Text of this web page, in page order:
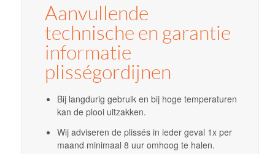
Aanvullende
technische en garantie
informatie
plisségordijnen
Bij langdurig gebruik en bij hoge temperaturen
kan de plooi uitzakken.
Wij adviseren de plissés in ieder geval 1x per
maand minimaal 8 uur omhoog te halen.